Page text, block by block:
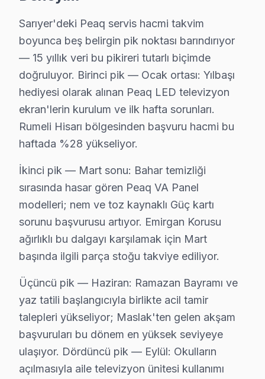
Uskumruköy Peaq Anakart Tamiri →
Yeniköy Peaq Servis
Peaq TV Yeniköy adresinde firmware güncellemesi
Yeniköy Peaq Açılmıyor Arıza →
Peaq TV'nizin Zekeriyaköy adresine gelen ekibimiz
Sarıyer Peaq TV Servis Hizmet Bölgesi
Sarıyer bölgesine kapıya gelen Peaq TV tamir servisi
Sarıyer'deki Peaq servis hacmi takvim
boyunca beş belirgin pik noktası barındırıyor
— 15 yıllık veri bu pikireri tutarlı biçimde
doğruluyor. Birinci pik — Ocak ortası: Yılbaşı
hediyesi olarak alınan Peaq LED televizyon
ekran'lerin kurulum ve ilk hafta sorunları.
Rumeli Hisarı bölgesinden başvuru hacmi bu
haftada %28 yükseliyor.
İkinci pik — Mart sonu: Bahar temizliği
sırasında hasar gören Peaq VA Panel
modelleri; nem ve toz kaynaklı Güç kartı
sorunu başvurusu artıyor. Emirgan Korusu
ağırlıklı bu dalgayı karşılamak için Mart
başında ilgili parça stoğu takviye ediliyor.
Üçüncü pik — Haziran: Ramazan Bayramı ve
yaz tatili başlangıcıyla birlikte acil tamir
talepleri yükseliyor; Maslak'ten gelen akşam
başvuruları bu dönem en yüksek seviyeye
ulaşıyor. Dördüncü pik — Eylül: Okulların
açılmasıyla aile televizyon ünitesi kullanımı